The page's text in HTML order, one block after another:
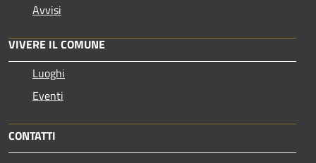
Avvisi
VIVERE IL COMUNE
Luoghi
Eventi
CONTATTI